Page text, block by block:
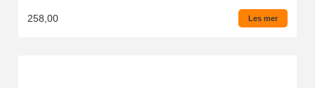
258,00 Les mer